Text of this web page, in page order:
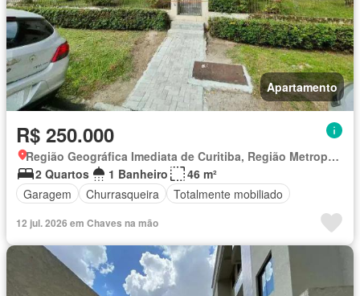
Apartamento
R$ 250.000
Região Geográfica Imediata de Curitiba, Região Metropolitana de Curitiba
2 Quartos
1 Banheiro
46 m²
Garagem
Churrasqueira Totalmente mobiliado
12 jul. 2026 em Chaves na mão